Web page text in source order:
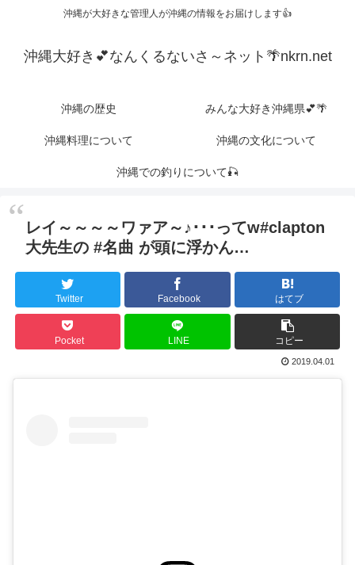
沖縄が大好きな管理人が沖縄の情報をお届けします👍
沖縄大好き💕なんくるないさ～ネット🌴nkrn.net
沖縄の歴史 みんな大好き沖縄県💕🌴
沖縄料理について 沖縄の文化について
沖縄での釣りについて🎣
レイ～～～～ワァア～♪･･･ってw#clapton
大先生の #名曲 が頭に浮かん…
Twitter Facebook はてブ
Pocket LINE コピー
2019.04.01